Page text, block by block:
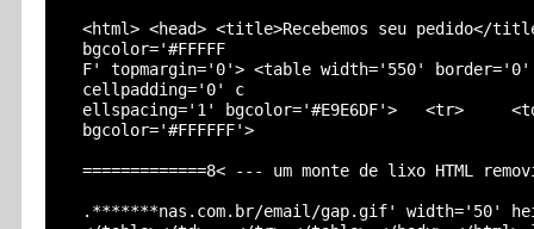
<html> <head> <title>Recebemos seu pedido</
  bgcolor='#FFFFF
F' topmargin='0'> <table width='550'
  cellpadding='0' c
ellspacing='1' bgcolor='#E9E6DF'>   <tr>
  bgcolor='#FFFFFF'>
=============8< --- um monte de lixo HTML
.*******nas.com.br/email/gap.gif' width='50'